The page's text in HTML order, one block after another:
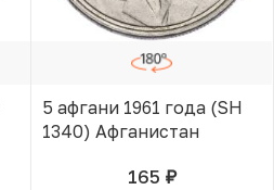
5 афгани 1961 года (SH
1340) Афганистан
165 руб.В КОРЗИНЕ